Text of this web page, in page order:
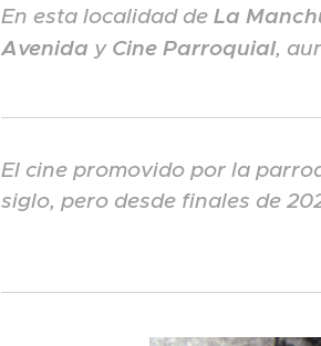
En esta localidad de La
Avenida y Cine Parroquial,
El cine promovido por la
siglo, pero desde finales de